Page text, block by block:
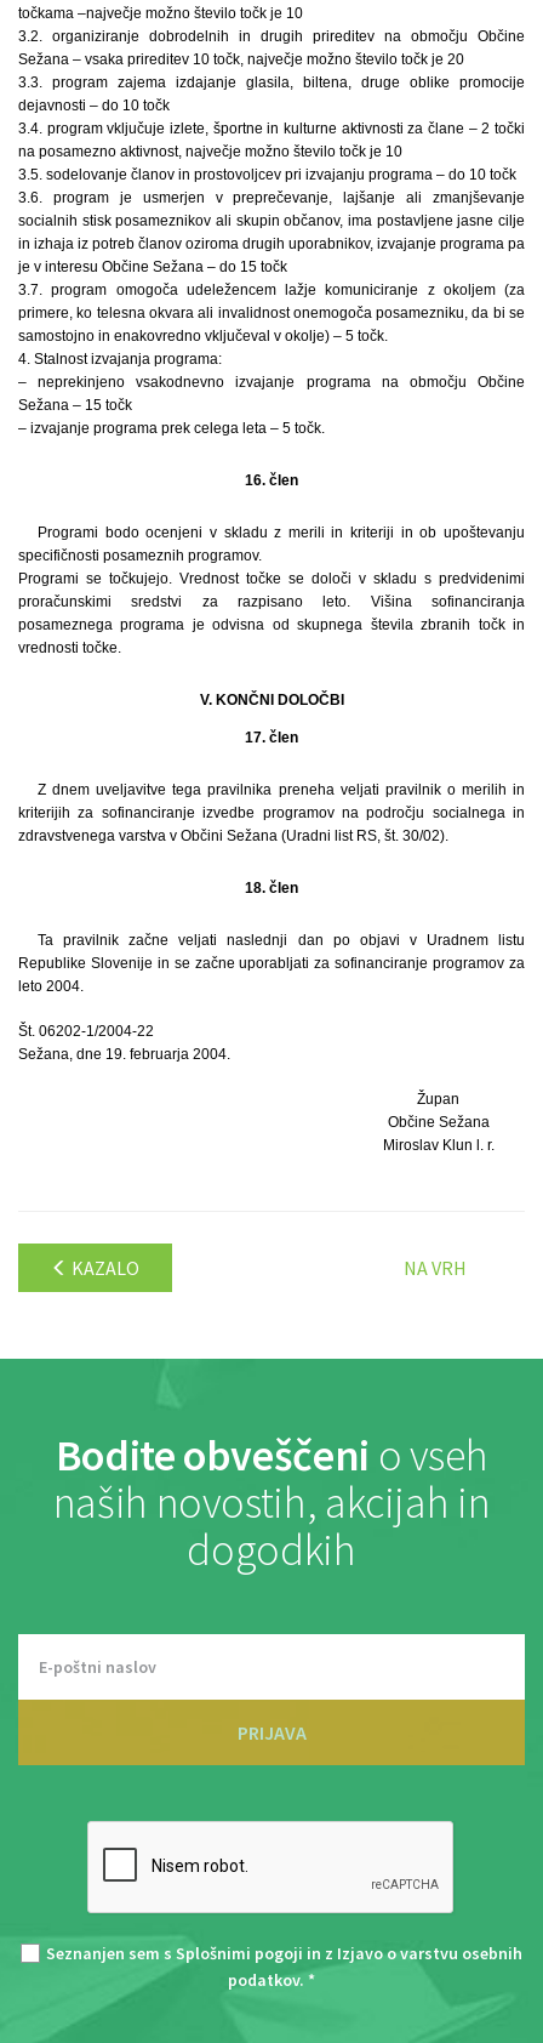
točkama –največje možno število točk je 10
3.2. organiziranje dobrodelnih in drugih prireditev na območju Občine
Sežana – vsaka prireditev 10 točk, največje možno število točk je 20
3.3. program zajema izdajanje glasila, biltena, druge oblike promocije
dejavnosti – do 10 točk
3.4. program vključuje izlete, športne in kulturne aktivnosti za člane – 2 točki
na posamezno aktivnost, največje možno število točk je 10
3.5. sodelovanje članov in prostovoljcev pri izvajanju programa – do 10 točk
3.6. program je usmerjen v preprečevanje, lajšanje ali zmanjševanje
socialnih stisk posameznikov ali skupin občanov, ima postavljene jasne cilje
in izhaja iz potreb članov oziroma drugih uporabnikov, izvajanje programa pa
je v interesu Občine Sežana – do 15 točk
3.7. program omogoča udeležencem lažje komuniciranje z okoljem (za
primere, ko telesna okvara ali invalidnost onemogoča posamezniku, da bi se
samostojno in enakovredno vključeval v okolje) – 5 točk.
4. Stalnost izvajanja programa:
– neprekinjeno vsakodnevno izvajanje programa na območju Občine
Sežana – 15 točk
– izvajanje programa prek celega leta – 5 točk.
16. člen
Programi bodo ocenjeni v skladu z merili in kriteriji in ob upoštevanju
specifičnosti posameznih programov.
Programi se točkujejo. Vrednost točke se določi v skladu s predvidenimi
proračunskimi sredstvi za razpisano leto. Višina sofinanciranja
posameznega programa je odvisna od skupnega števila zbranih točk in
vrednosti točke.
V. KONČNI DOLOČBI
17. člen
Z dnem uveljavitve tega pravilnika preneha veljati pravilnik o merilih in
kriterijih za sofinanciranje izvedbe programov na področju socialnega in
zdravstvenega varstva v Občini Sežana (Uradni list RS, št. 30/02).
18. člen
Ta pravilnik začne veljati naslednji dan po objavi v Uradnem listu
Republike Slovenije in se začne uporabljati za sofinanciranje programov za
leto 2004.
Št. 06202-1/2004-22
Sežana, dne 19. februarja 2004.
Župan
Občine Sežana
Miroslav Klun l. r.
KAZALO NA VRH
Bodite obveščeni o vseh
naših novostih, akcijah in
dogodkih
PRIJAVA
Seznanjen sem s Splošnimi pogoji in z Izjavo o varstvu osebnih
podatkov. *